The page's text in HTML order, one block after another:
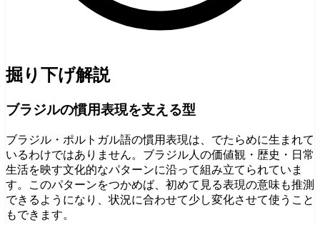
掘り下げ解説
ブラジルの慣用表現を支える型
ブラジル・ポルトガル語の慣用表現は、でたらめに生まれて
いるわけではありません。ブラジル人の価値観・歴史・日常
生活を映す文化的なパターンに沿って組み立てられていま
す。このパターンをつかめば、初めて見る表現の意味も推測
できるようになり、状況に合わせて少し変化させて使うこと
もできます。